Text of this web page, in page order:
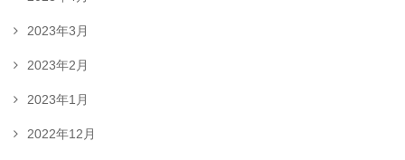
2023年3月
2023年2月
2023年1月
2022年12月